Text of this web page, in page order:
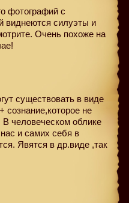
фотографий с
виднеются силуэты и
Очень похоже на
существовать в виде
сознание,которое не
человеческом облике
и самих себя в
Явятся в др.виде ,так